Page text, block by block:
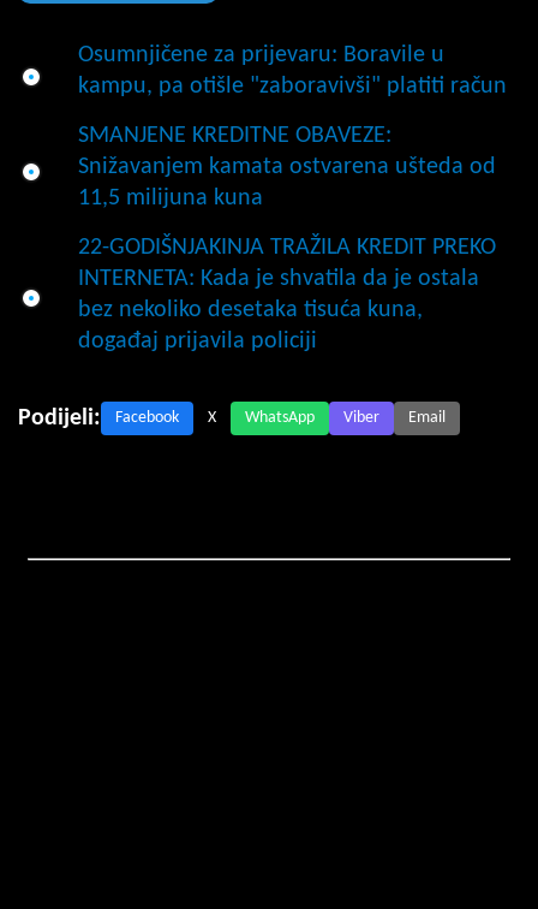
Osumnjičene za prijevaru: Boravile u
kampu, pa otišle "zaboravivši" platiti račun
SMANJENE KREDITNE OBAVEZE:
Snižavanjem kamata ostvarena ušteda od
11,5 milijuna kuna
22-GODIŠNJAKINJA TRAŽILA KREDIT PREKO
INTERNETA: Kada je shvatila da je ostala
bez nekoliko desetaka tisuća kuna,
događaj prijavila policiji
Podijeli: Facebook X WhatsApp Viber Email